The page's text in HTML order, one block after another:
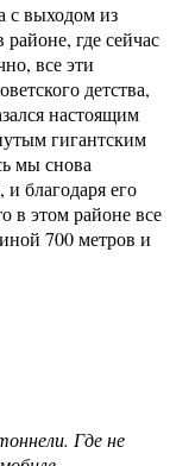
с выходом из
где сейчас
все эти
детства,
настоящим
гигантским
мы снова
благодаря его
в этом районе все
700 метров и
Где не